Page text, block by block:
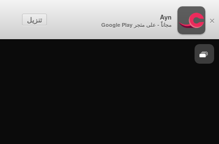
×
Ayn
مجاناً - على متجر Google Play
تنزيل
الصف الرابع
اللغة العربية